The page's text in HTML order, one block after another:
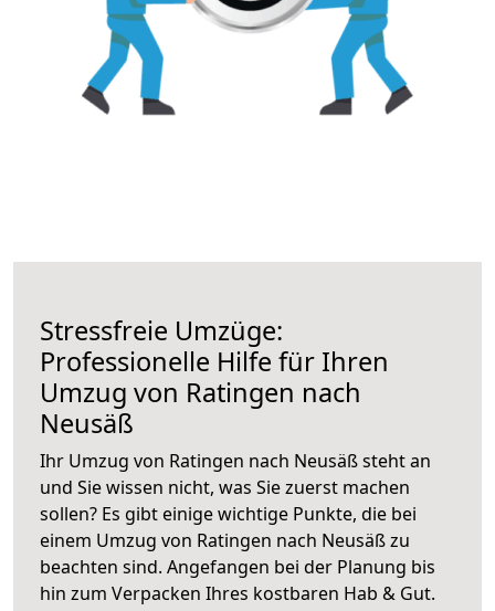
Stressfreie Umzüge:
Professionelle Hilfe für Ihren
Umzug von Ratingen nach
Neusäß
Ihr Umzug von Ratingen nach Neusäß steht an
und Sie wissen nicht, was Sie zuerst machen
sollen? Es gibt einige wichtige Punkte, die bei
einem Umzug von Ratingen nach Neusäß zu
beachten sind. Angefangen bei der Planung bis
hin zum Verpacken Ihres kostbaren Hab & Gut.